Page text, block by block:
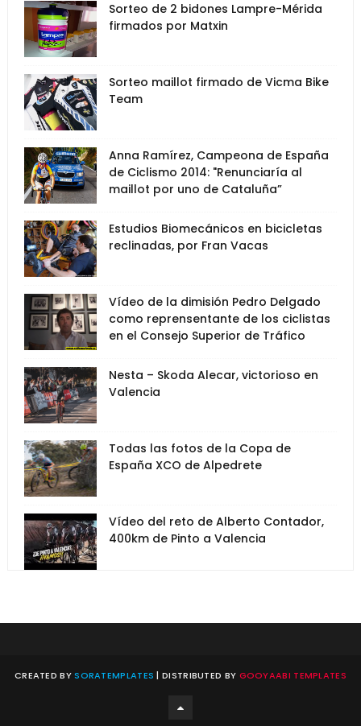
Sorteo de 2 bidones Lampre-Mérida
firmados por Matxin
Sorteo maillot firmado de Vicma Bike
Team
Anna Ramírez, Campeona de España
de Ciclismo 2014: "Renunciaría al
maillot por uno de Cataluña”
Estudios Biomecánicos en bicicletas
reclinadas, por Fran Vacas
Vídeo de la dimisión Pedro Delgado
como reprensentante de los ciclistas
en el Consejo Superior de Tráfico
Nesta – Skoda Alecar, victorioso en
Valencia
Todas las fotos de la Copa de
España XCO de Alpedrete
Vídeo del reto de Alberto Contador,
400km de Pinto a Valencia
CREATED BYSORATEMPLATES | DISTRIBUTED BY GOOYAABI TEMPLATES